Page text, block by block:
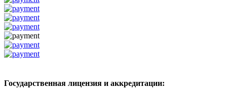
Государственная лицензия и аккредитации: